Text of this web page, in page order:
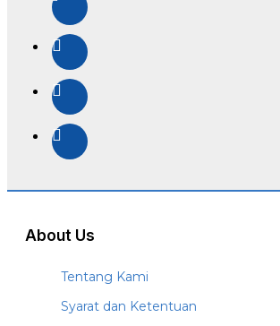
About Us
Tentang Kami
Syarat dan Ketentuan